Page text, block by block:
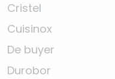
Cristel
Cuisinox
De buyer
Durobor